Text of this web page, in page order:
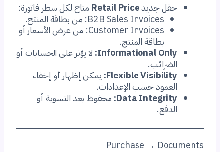
حقل جديدRetail Price متاح لكل سطر فاتورة:
B2B Sales Invoices: من بطاقة المنتج.
Customer Invoices: من عرض الأسعار أو
بطاقة المنتج.
Informational Only: لا يؤثر على الحسابات أو
الضرائب.
Flexible Visibility: يمكن إظهار أو إخفاء
العمود حسب الإعدادات.
Data Integrity: محفوظ بعد التسوية أو
الدفع.
Purchase → Documents